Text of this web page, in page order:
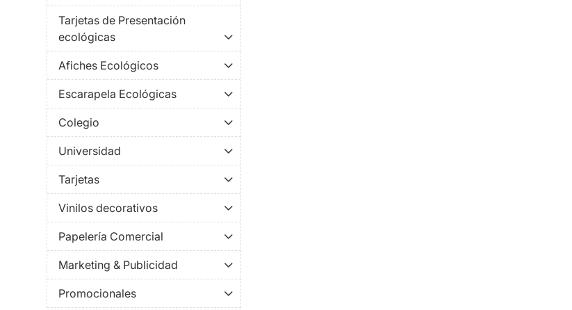
Tarjetas de Presentación
ecológicas
Afiches Ecológicos
Escarapela Ecológicas
Colegio
Universidad
Tarjetas
Vinilos decorativos
Papelería Comercial
Marketing & Publicidad
Promocionales